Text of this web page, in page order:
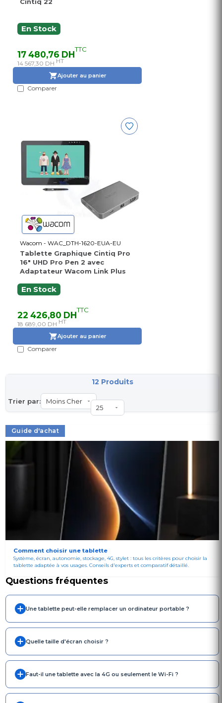
En Stock
17 480,76 DHTTC
14 567,30 DH HT
Ajouter au panier
Comparer
Wacom - WAC_DTH-1620-EUA-EU
Tablette Graphique Cintiq Pro
16" UHD Pro Pen 2 avec
Adaptateur Wacom Link Plus
En Stock
22 426,80 DHTTC
18 689,00 DH HT
Ajouter au panier
Comparer
Trier par:
12 Produits
Guide d'achat
Comment choisir une tablette
Système, écran, autonomie, stockage, 4G, stylet : tous les critères pour choisir la
tablette adaptée à vos usages. Conseils d'experts et comparatif détaillé.
Questions fréquentes
Une tablette peut-elle remplacer un ordinateur portable ?
Quelle taille d'écran choisir ?
Faut-il une tablette avec la 4G ou seulement le Wi-Fi ?